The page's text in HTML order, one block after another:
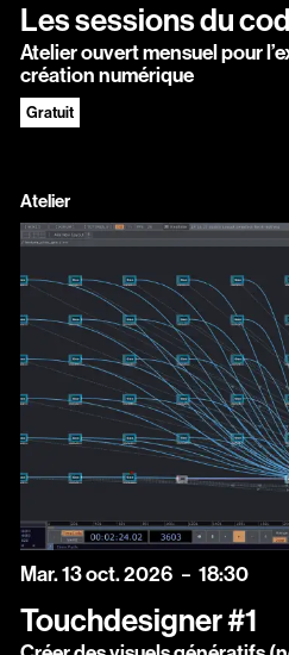
Les sessions du
Atelier ouvert mensuel pour
création numérique
Gratuit
Atelier
mardi
Mar.13octobre
oct.2026 18:30
Touchdesigner #1